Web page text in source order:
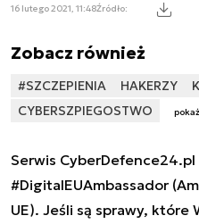
16 lutego 2021, 11:48Źródło:
Zobacz również
#SZCZEPIENIA HAKERZY
CYBERSZPIEGOSTWO
Serwis CyberDefence24.pl
#DigitalEUAmbassador
UE). Jeśli są sprawy, które